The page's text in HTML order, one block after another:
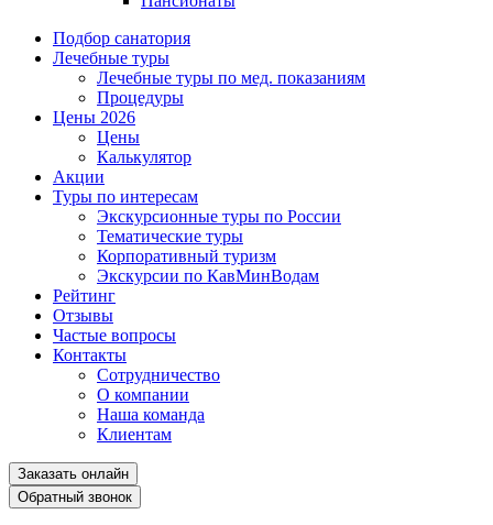
Подбор санатория
Лечебные туры
Лечебные туры по мед. показаниям
Процедуры
Цены 2026
Цены
Калькулятор
Акции
Туры по интересам
Экскурсионные туры по России
Тематические туры
Корпоративный туризм
Экскурсии по КавМинВодам
Рейтинг
Отзывы
Частые вопросы
Контакты
Сотрудничество
О компании
Наша команда
Клиентам
Заказать онлайн
Обратный звонок